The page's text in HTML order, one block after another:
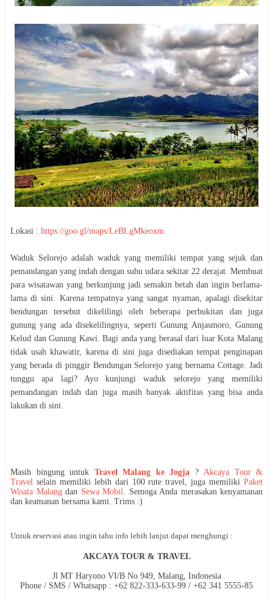
Lokasi : https://goo.gl/maps/LeBLgMkeoxm
Waduk Selorejo adalah waduk yang memiliki tempat yang sejuk dan
pemandangan yang indah dengan suhu udara sekitar 22 derajat. Membuat
para wisatawan yang berkunjung jadi semakin betah dan ingin berlama-
lama di sini. Karena tempatnya yang sangat nyaman, apalagi disekitar
bendungan tersebut dikelilingi oleh beberapa perbukitan dan juga
gunung yang ada disekelilingnya, seperti Gunung Anjasmoro, Gunung
Kelud dan Gunung Kawi. Bagi anda yang berasal dari luar Kota Malang
tidak usah khawatir, karena di sini juga disediakan tempat penginapan
yang berada di pinggir Bendungan Selorejo yang bernama Cottage. Jadi
tunggu apa lagi? Ayo kunjungi waduk selorejo yang memiliki
pemandangan indah dan juga masih banyak aktifitas yang bisa anda
lakukan di sini.
Masih bingung untuk Travel Malang ke Jogja ? Akcaya Tour &
Travel selain memiliki lebih dari 100 rute travel, juga memiliki Paket
Wisata Malangdan Sewa Mobil. Semoga Anda merasakan kenyamanan
dan keamanan bersama kami. Trims :)
Untuk reservasi atau ingin tahu info lebih lanjut dapat menghungi :
AKCAYA TOUR & TRAVEL
Jl MT Haryono VI/B No 949, Malang, Indonesia
Phone / SMS / Whatsapp : +62 822-333-633-99 / +62 341 5555-85